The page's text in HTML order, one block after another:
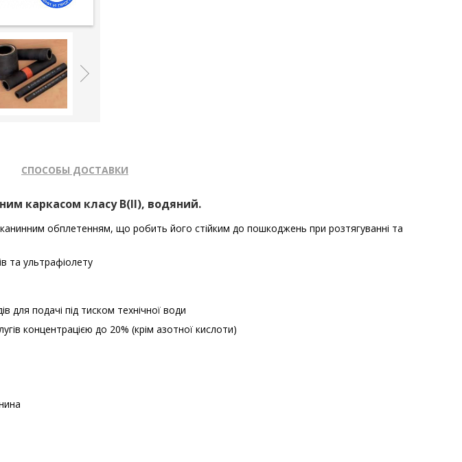
СПОСОБЫ ДОСТАВКИ
каркасом класу В(II), водяний.
обплетенням, що робить його стійким до пошкоджень при розтягуванні та
та ультрафіолету
для подачі під тиском технічної води
концентрацією до 20% (крім азотної кислоти)